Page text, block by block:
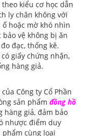
kiểu cơ học dẫn
ly chân không với
hoặc mờ khó nhìn
vệ không bị ăn
đạc, thống kê.
có giấy chứng nhận,
hàng giả.
của Công ty Cổ Phần
sản phẩm đồng hồ
hàng giả, đảm bảo
nhược điểm duy
phẩm cùng loại